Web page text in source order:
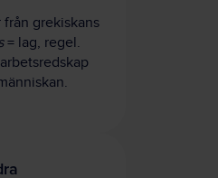
grekiskans
= lag, regel.